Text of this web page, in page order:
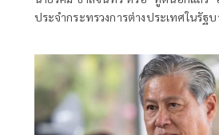
ประจำกระทรวงการต่างประเทศในรัฐ
ร้องเพลงเถียนมี่มี่ในงานเลี้ยงกับนายกจี
หวานชื่น